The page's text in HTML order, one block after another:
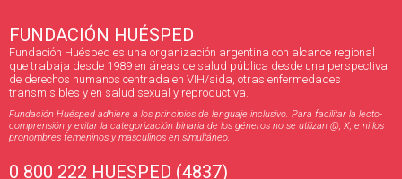
FUNDACIÓN HUÉSPED
Fundación Huésped es una organización argentina con alcance regional
que trabaja desde 1989 en áreas de salud pública desde una perspectiva
de derechos humanos centrada en VIH/sida, otras enfermedades
transmisibles y en salud sexual y reproductiva.
Fundación Huésped adhiere a los principios de lenguaje inclusivo. Para facilitar la lecto-
comprensión y evitar la categorización binaria de los géneros no se utilizan @, X, e ni los
pronombres femeninos y masculinos en simultáneo.
0 800 222 HUESPED (4837)